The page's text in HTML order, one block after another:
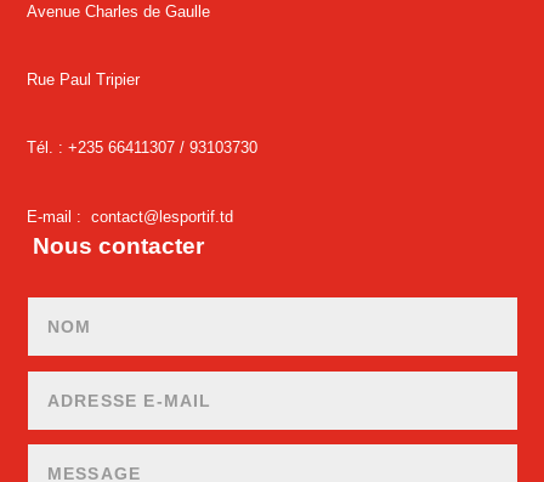
Avenue Charles de Gaulle
Rue Paul Tripier
Tél. : +235 66411307 /93103730
E-mail :contact@lesportif.td
Nous contacter